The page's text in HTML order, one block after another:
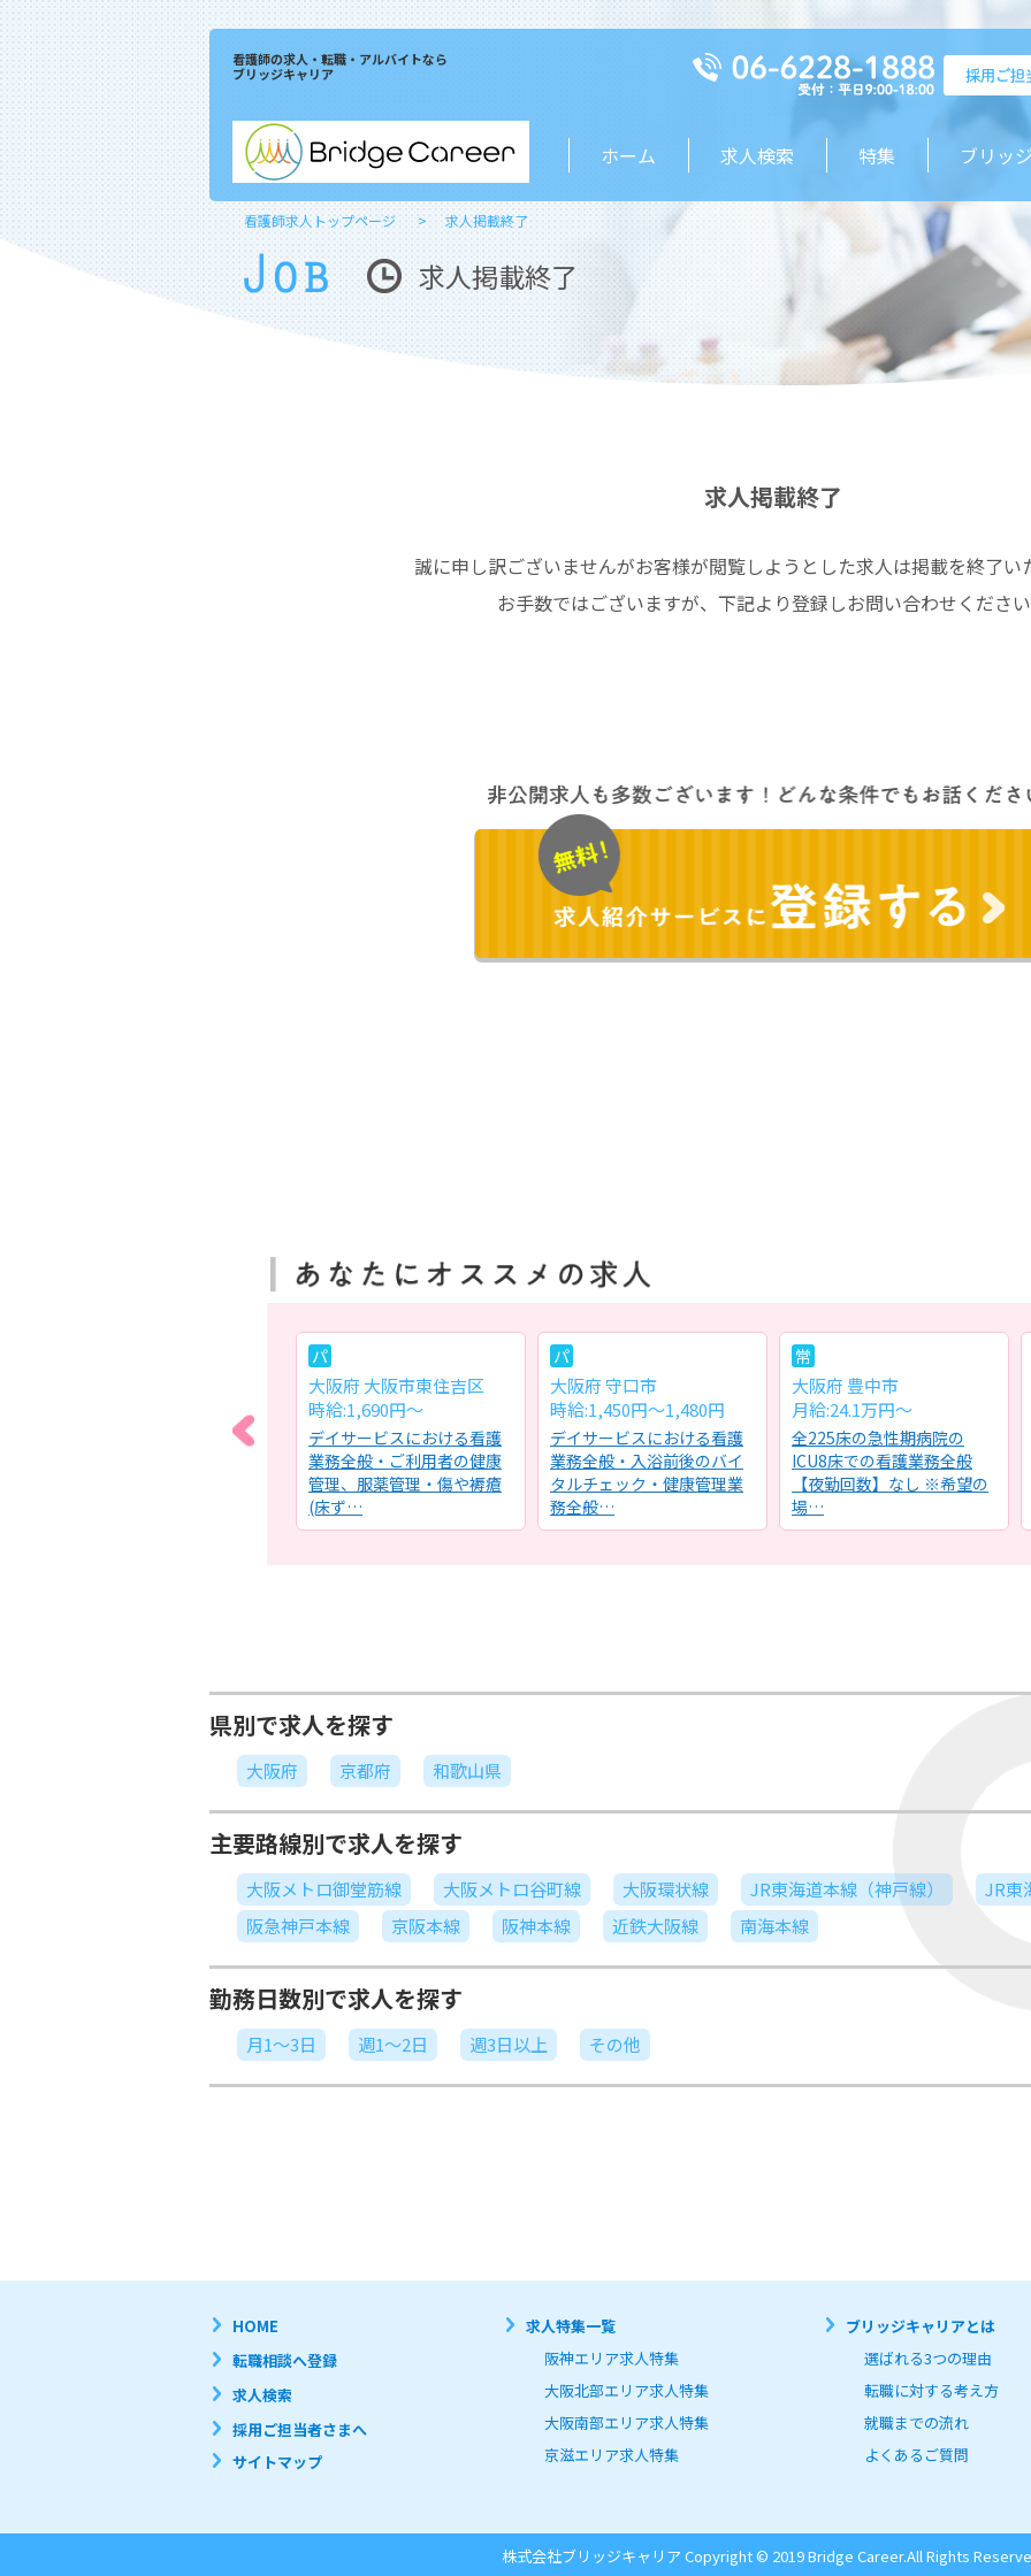
看護師の求人・転職・アルバイトなら
ブリッジキャリア
ホーム 求人検索 特集 ブリッ
看護師求人トップページ 求人掲載終了
求人掲載終了
求人掲載終了
誠に申し訳ございませんがお客様が閲覧しようとした求人は掲載を終了い
お手数ではございますが、下記より登録しお問い合わせください
小規模特別養護老人ホー
パ
大阪府 大阪市東住吉区
時給:1,690円～
デイサービスにおける看護
業務全般・ご利用者の健康
管理、服薬管理・傷や褥瘡
(床ず…
パ
大阪府 守口市
時給:1,450円～1,480円
デイサービスにおける看護
業務全般・入浴前後のバイ
タルチェック・健康管理業
務全般…
常
大阪府 豊中市
月給:24.1万円～
全225床の急性期病院の
ICU8床での看護業務全般
【夜勤回数】なし ※希望の
場…
県別で求人を探す
大阪府 京都府 和歌山県
主要路線別で求人を探す
大阪メトロ御堂筋線 大阪メトロ谷町線 大阪環状線 JR東海道本線（神戸線）
JR東
阪急神戸本線
京阪本線 阪神本線 近鉄大阪線 南海本線
勤務日数別で求人を探す
月1～3日 週1～2日 週3日以上 その他
HOME
転職相談へ登録
求人検索
採用ご担当者さまへ
サイトマップ
求人特集一覧
阪神エリア求人特集
大阪北部エリア求人特集
大阪南部エリア求人特集
京滋エリア求人特集
ブリッジキャリアとは
選ばれる3つの理由
転職に対する考え方
就職までの流れ
よくあるご質問
株式会社ブリッジキャリア Copyright © 2019 Bridge Career.All Rights